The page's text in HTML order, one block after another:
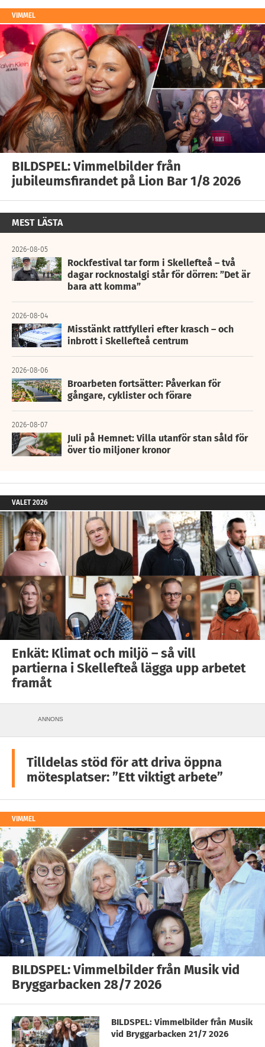
VIMMEL
BILDSPEL: Vimmelbilder från
jubileumsfirandet på Lion Bar 1/8 2026
MEST LÄSTA
2026-08-05
Rockfestival tar form i Skellefteå – två
dagar rocknostalgi står för dörren: ”Det är
bara att komma”
2026-08-04
Misstänkt rattfylleri efter krasch – och
inbrott i Skellefteå centrum
2026-08-06
Broarbeten fortsätter: Påverkan för
gångare, cyklister och förare
2026-08-07
Juli på Hemnet: Villa utanför stan såld för
över tio miljoner kronor
VALET 2026
Enkät: Klimat och miljö – så vill
partierna i Skellefteå lägga upp arbetet
framåt
ANNONS
Tilldelas stöd för att driva öppna
mötesplatser: ”Ett viktigt arbete”
VIMMEL
BILDSPEL: Vimmelbilder från Musik vid
Bryggarbacken 28/7 2026
BILDSPEL: Vimmelbilder från Musik
vid Bryggarbacken 21/7 2026